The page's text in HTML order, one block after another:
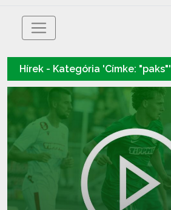
Hírek - Kategória 'Címke: "paks"'